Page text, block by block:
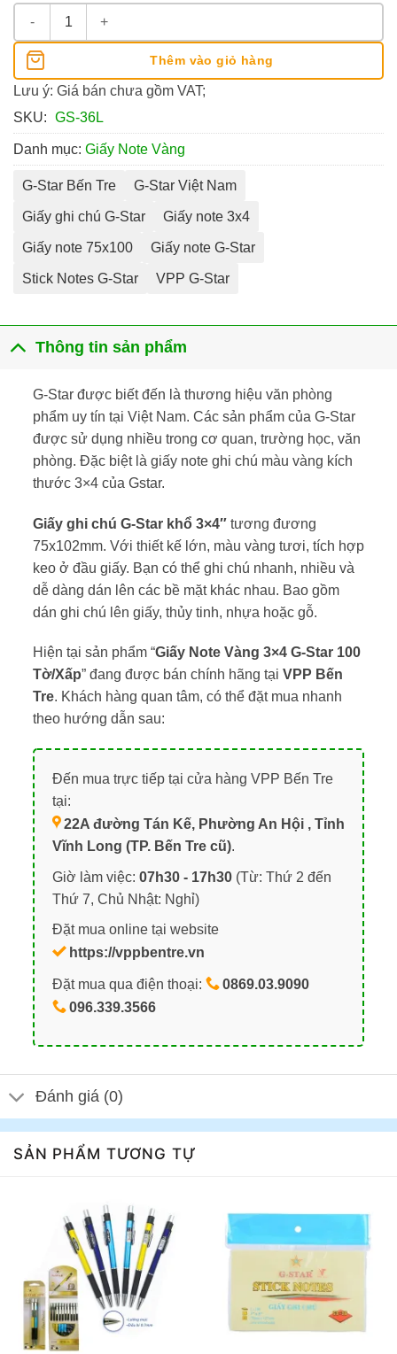
Giấy Note Vàng 3x4 G-Star 100 Tờ/Xấp số lượng
Thêm vào giỏ hàng
Lưu ý: Giá bán chưa gồm VAT;
SKU: GS-36L
Danh mục: Giấy Note Vàng
G-Star Bến Tre G-Star Việt Nam
Giấy ghi chú G-Star Giấy note 3x4
Giấy note 75x100 Giấy note G-Star
Stick Notes G-Star VPP G-Star
Thông tin sản phẩm
G-Star được biết đến là thương hiệu văn phòng
phẩm uy tín tại Việt Nam. Các sản phẩm của G-Star
được sử dụng nhiều trong cơ quan, trường học, văn
phòng. Đặc biệt là giấy note ghi chú màu vàng kích
thước 3×4 của Gstar.
Giấy ghi chú G-Star khổ 3×4″tương đương
75x102mm. Với thiết kế lớn, màu vàng tươi, tích hợp
keo ở đầu giấy. Bạn có thể ghi chú nhanh, nhiều và
dễ dàng dán lên các bề mặt khác nhau. Bao gồm
dán ghi chú lên giấy, thủy tinh, nhựa hoặc gỗ.
Hiện tại sản phẩm “Giấy Note Vàng 3×4 G-Star 100
Tờ/Xấp” đang được bán chính hãng tại VPP Bến
Tre. Khách hàng quan tâm, có thể đặt mua nhanh
theo hướng dẫn sau:
Đến mua trực tiếp tại cửa hàng VPP Bến Tre
tại:
22A đường Tán Kế, Phường An Hội , Tỉnh
Vĩnh Long (TP. Bến Tre cũ).
Giờ làm việc: 07h30 - 17h30(Từ: Thứ 2 đến
Thứ 7, Chủ Nhật: Nghỉ)
Đặt mua online tại website
https://vppbentre.vn
Đặt mua qua điện thoại:
0869.03.9090
096.339.3566
Đánh giá (0)
SẢN PHẨM TƯƠNG TỰ